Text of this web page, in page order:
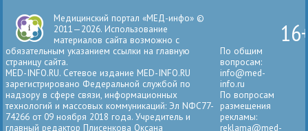
Медицинский портал «МЕД-инфо» ©
2011—2026. Использование
материалов сайта возможно с
обязательным указанием ссылки на главную
страницу сайта.
MED-INFO.RU. Сетевое издание MED-INFO.RU
зарегистрировано Федеральной службой по
надзору в сфере связи, информационных
технологий и массовых коммуникаций: Эл NФС77-
74266 от 09 ноября 2018 года. Учредитель и
главный редактор Плисенкова Оксана
По общим
вопросам:
info@med-
info.ru
По вопросам
размещения
рекламы:
reklama@med-